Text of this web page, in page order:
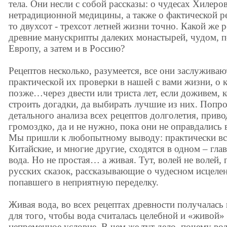
тела. Они несли с собой рассказы: о чудесах
нетрадиционной медицины, а также о фактической
то двухсот - трехсот летней жизни точно. Какой же
древние манускрипты далеких монастырей, чудом,
Европу, а затем и в Россию?
Рецептов несколько, разумеется, все они
практической их проверки в нашей с вами жизни, о
позже…через двести или триста лет, если доживем,
строить догадки, да выбирать лучшие из них.
детального анализа всех рецептов долголетия,
громоздко, да и не нужно, пока они не оправдались
Мы пришли к любопытному выводу: практически
Китайские, и многие другие, сходятся в одном –
вода. Но не простая… а живая. Тут, волей не волей,
русских сказок, рассказывающие о чудесном
попавшего в неприятную переделку.
Живая вода, во всех рецептах древности
для того, чтобы вода считалась целебной и